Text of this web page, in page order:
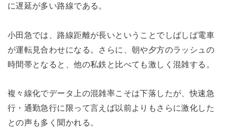
に遅延が多い路線である。
小田急では、路線距離が長いということでしばしば電車
が運転見合わせになる。さらに、朝や夕方のラッシュの
時間帯となると、他の私鉄と比べても激しく混雑する。
複々線化でデータ上の混雑率こそは下落したが、快速急
行・通勤急行に限って言えば以前よりもさらに激化した
との声も多く聞かれる。